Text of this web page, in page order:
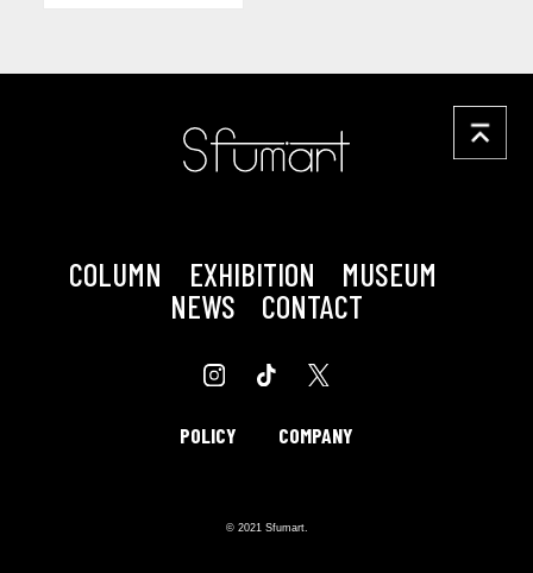
COLUMN EXHIBITION
MUSEUM
NEWS
CONTACT
POLICY COMPANY
© 2021 Sfumart.